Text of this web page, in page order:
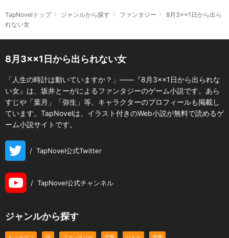
TapNovelトップ ジャンルから探す ファンタジー
8月3××1日から出ら
れない女
8月3××1日から出られない女
「人生の時計は動いていますか？」――『8月3××1日から出られな
い女』は、坂井とーがによるファンタジーのゲーム小説です。あら
すじや「葉月」「弥生」等、キャラクターのプロフィールも掲載し
ています。TapNovelは、イラスト付きのWeb小説が無料で読めるゲ
ーム小説サイトです。
/ TapNovel公式Twitter
/ TapNovel公式チャンネル
ジャンルから探す
ヒューマン SF ファンタジー 恋愛 バトル 学園